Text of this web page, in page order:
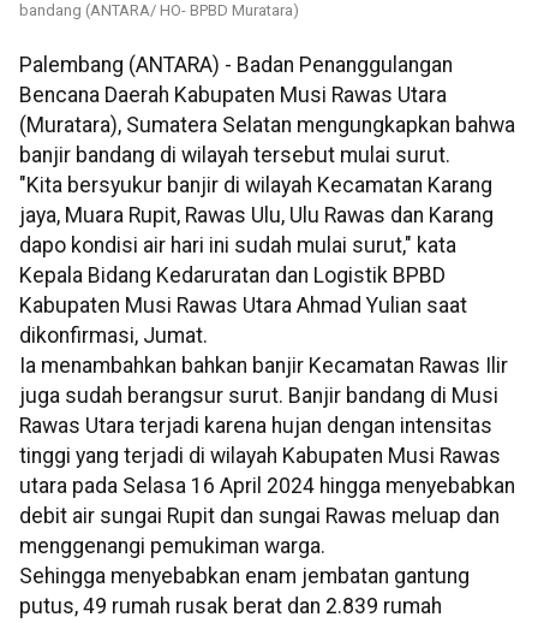
bandang (ANTARA/ HO- BPBD Muratara)
Palembang (ANTARA) - Badan Penanggulangan
Bencana Daerah Kabupaten Musi Rawas Utara
(Muratara), Sumatera Selatan mengungkapkan bahwa
banjir bandang di wilayah tersebut mulai surut.
"Kita bersyukur banjir di wilayah Kecamatan Karang
jaya, Muara Rupit, Rawas Ulu, Ulu Rawas dan Karang
dapo kondisi air hari ini sudah mulai surut," kata
Kepala Bidang Kedaruratan dan Logistik BPBD
Kabupaten Musi Rawas Utara Ahmad Yulian saat
dikonfirmasi, Jumat.
Ia menambahkan bahkan banjir Kecamatan Rawas Ilir
juga sudah berangsur surut. Banjir bandang di Musi
Rawas Utara terjadi karena hujan dengan intensitas
tinggi yang terjadi di wilayah Kabupaten Musi Rawas
utara pada Selasa 16 April 2024 hingga menyebabkan
debit air sungai Rupit dan sungai Rawas meluap dan
menggenangi pemukiman warga.
Sehingga menyebabkan enam jembatan gantung
putus, 49 rumah rusak berat dan 2.839 rumah